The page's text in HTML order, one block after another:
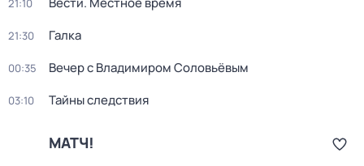
21:10
21:30 Галка
00:35 Вечер с Владимиром Соловьёвым
03:10 Тайны следствия
МАТЧ!